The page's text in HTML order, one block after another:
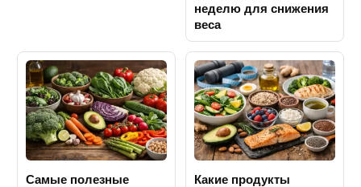
неделю для снижения
веса
Самые полезные
Какие продукты